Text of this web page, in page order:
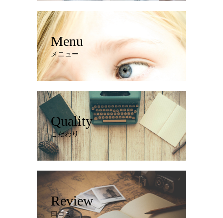
Menu
メニュー
Quality
こだわり
Review
口コミ